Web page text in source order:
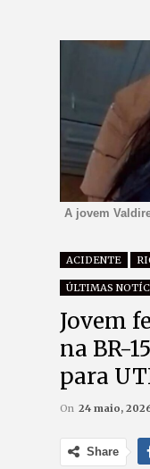
A jovem
ACIDENTE
ÚLTIMAS
Jovem
na BR-
para
On 24 maio,
Share